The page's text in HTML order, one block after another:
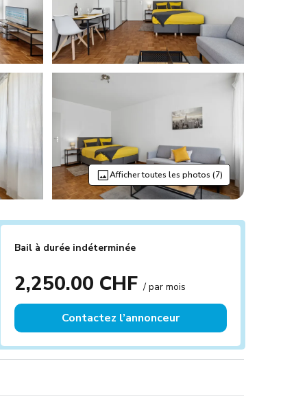
Afficher toutes les photos (7)
Bail à durée indéterminée
2,250.00 CHF/ par mois
Contactez l’annonceur